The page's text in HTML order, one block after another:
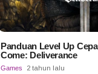
Panduan Level Up
Come: Deliverance
Games 2 tahun lalu